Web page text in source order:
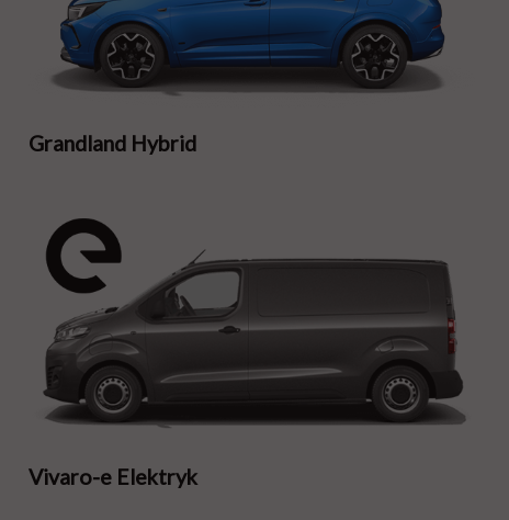
Grandland Hybrid
Vivaro-e Elektryk